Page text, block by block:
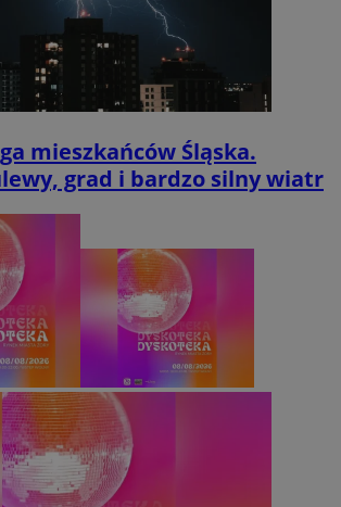
mieszkańców Śląska.
grad i bardzo silny wiatr